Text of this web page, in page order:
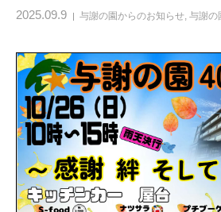
2025.09.9 与謝の園からのお知らせ, 与謝の
事業所案内・ご利用案内
お問い合わせ